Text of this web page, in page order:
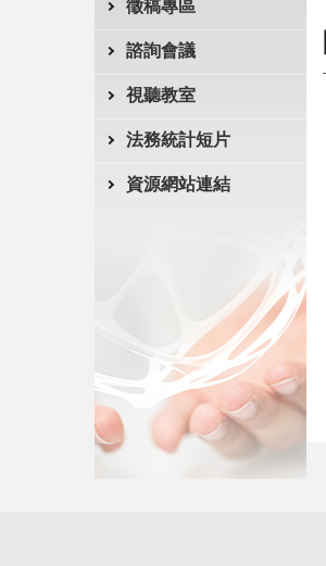
徵稿專區
諮詢會議
視聽教室
法務統計短片
資源網站連結